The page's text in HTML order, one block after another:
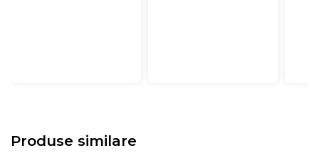
Produse similare